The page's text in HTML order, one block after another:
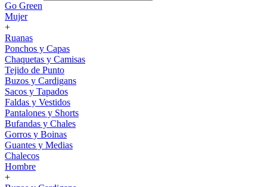
Go Green
Mujer
+
Ruanas
Ponchos y Capas
Chaquetas y Camisas
Tejido de Punto
Buzos y Cardigans
Sacos y Tapados
Faldas y Vestidos
Pantalones y Shorts
Bufandas y Chales
Gorros y Boinas
Guantes y Medias
Chalecos
Hombre
+